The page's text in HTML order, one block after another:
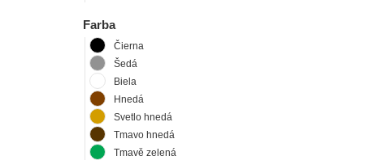
Farba
Čierna
Šedá
Biela
Hnedá
Svetlo hnedá
Tmavo hnedá
Tmavě zelená